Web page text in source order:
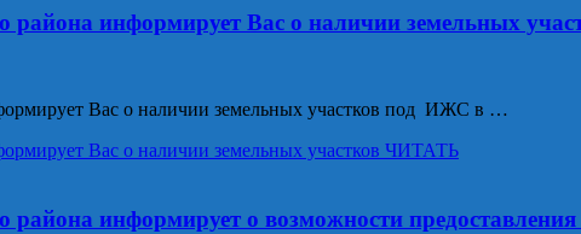
района информирует Вас о наличии земельных
Вас о наличии земельных участков под ИЖС в …
Вас о наличии земельных участков ЧИТАТЬ
информирует о возможности